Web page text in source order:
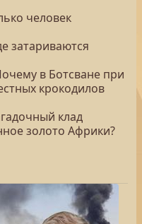
человек
затариваются
в Ботсване при
крокодилов
клад
золото Африки?